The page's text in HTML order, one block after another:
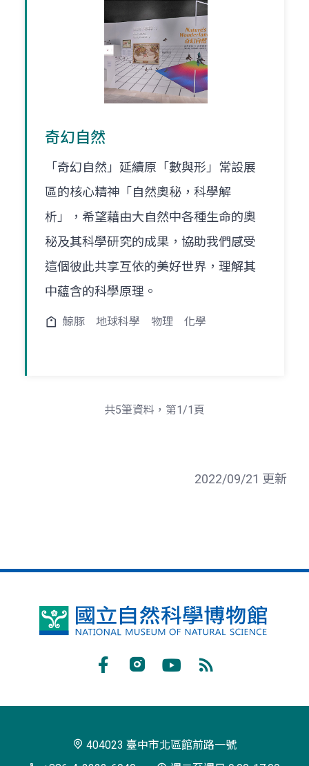
奇幻自然
「奇幻自然」延續原「數與形」常設展
區的核心精神「自然奧秘，科學解
析」，希望藉由大自然中各種生命的奧
秘及其科學研究的成果，協助我們感受
這個彼此共享互依的美好世界，理解其
中蘊含的科學原理。
鯨豚 地球科學 物理 化學
共5筆資料，第1/1頁
2022/09/21 更新
國
閱
404023 臺中市北區館前路一號